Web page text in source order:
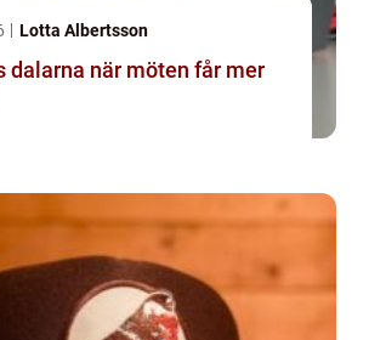
Lotta Albertsson
möten får mer